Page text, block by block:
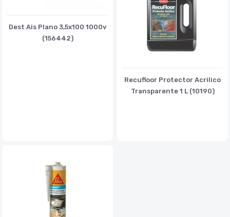
Dest Ais Plano 3,5x100 1000v
(156442)
Recufloor Protector Acrilico
Transparente 1 L (10190)